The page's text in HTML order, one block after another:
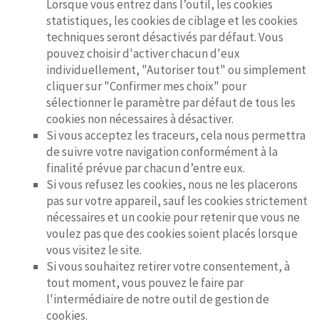
Lorsque vous entrez dans l’outil, les cookies
statistiques, les cookies de ciblage et les cookies
techniques seront désactivés par défaut. Vous
pouvez choisir d'activer chacun d'eux
individuellement, "Autoriser tout" ou simplement
cliquer sur "Confirmer mes choix" pour
sélectionner le paramètre par défaut de tous les
cookies non nécessaires à désactiver.
Si vous acceptez les traceurs, cela nous permettra
de suivre votre navigation conformément à la
finalité prévue par chacun d’entre eux.
Si vous refusez les cookies, nous ne les placerons
pas sur votre appareil, sauf les cookies strictement
nécessaires et un cookie pour retenir que vous ne
voulez pas que des cookies soient placés lorsque
vous visitez le site.
Si vous souhaitez retirer votre consentement, à
tout moment, vous pouvez le faire par
l'intermédiaire de notre outil de gestion de
cookies.